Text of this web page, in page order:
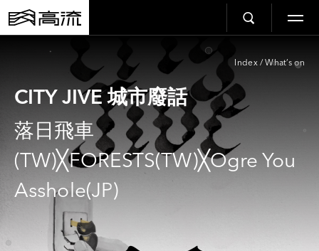
Index / What’s on
CITY JIVE 城市廢話
落日飛車
(TW)╳FORESTS(TW)╳Ogre You
Asshole(JP)